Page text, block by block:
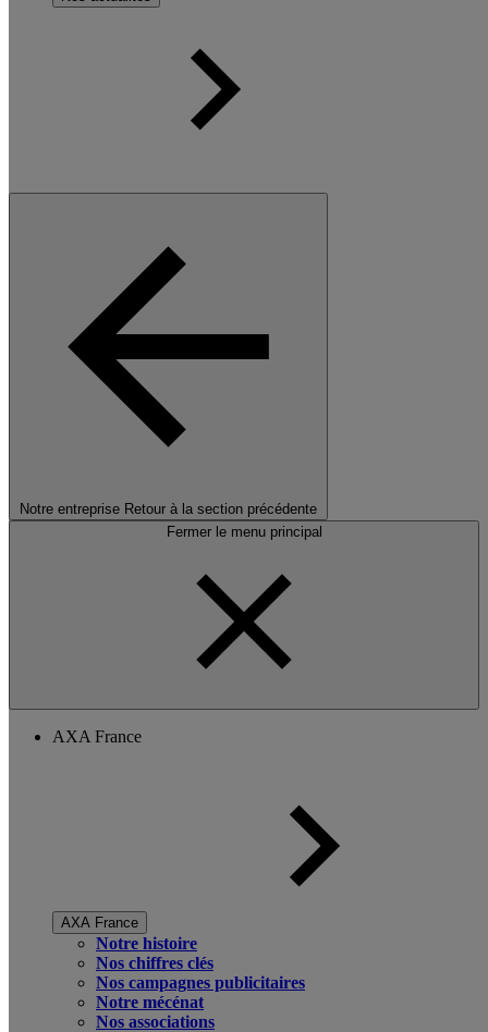
Notre entreprise Retour à la section précédente
Fermer le menu principal
AXA France
AXA France
Notre histoire
Nos chiffres clés
Nos campagnes publicitaires
Notre mécénat
Nos associations